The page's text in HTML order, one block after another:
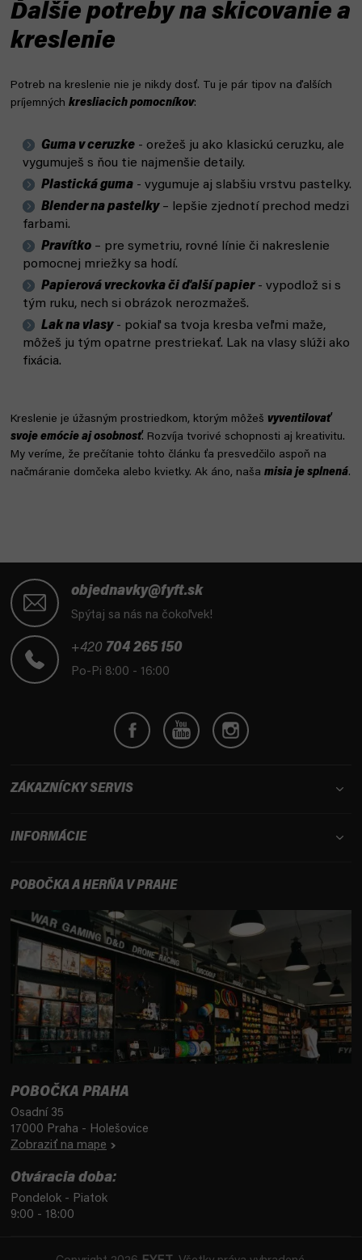
Ďalšie potreby na skicovanie a
kreslenie
Potreb na kreslenie nie je nikdy dosť. Tu je pár tipov na ďalších
príjemných kresliacich pomocníkov:
Guma v ceruzke - orežeš ju ako klasickú ceruzku, ale
vygumuješ s ňou tie najmenšie detaily.
Plastická guma - vygumuje aj slabšiu vrstvu pastelky.
Blender na pastelky– lepšie zjednotí prechod medzi
farbami.
Pravítko – pre symetriu, rovné línie či nakreslenie
pomocnej mriežky sa hodí.
Papierová vreckovka či ďalší papier- vypodlož si s
tým ruku, nech si obrázok nerozmažeš.
Lak na vlasy- pokiaľ sa tvoja kresba veľmi maže,
môžeš ju tým opatrne prestriekať. Lak na vlasy slúži ako
fixácia.
Kreslenie je úžasným prostriedkom, ktorým môžeš vyventilovať
svoje emócie aj osobnosť. Rozvíja tvorivé schopnosti aj kreativitu.
My veríme, že prečítanie tohto článku ťa presvedčilo aspoň na
načmáranie domčeka alebo kvietky. Ak áno, naša misia je splnená.
objednavky@fyft.sk
Spýtaj sa nás na čokoľvek!
+420 704 265 150
Po-Pi 8:00 - 16:00
ZÁKAZNÍCKY SERVIS
INFORMÁCIE
POBOČKA A HERŇA V PRAHE
POBOČKA PRAHA
Osadní 35
17000 Praha - Holešovice
Zobraziť na mape
Otváracia doba:
Pondelok - Piatok
9:00 - 18:00